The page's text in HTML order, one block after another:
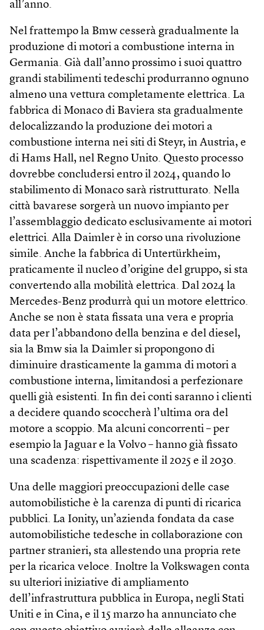
all’anno.
Nel frattempo la Bmw cesserà gradualmente la
produzione di motori a combustione interna in
Germania. Già dall’anno prossimo i suoi quattro
grandi stabilimenti tedeschi produrranno ognuno
almeno una vettura completamente elettrica. La
fabbrica di Monaco di Baviera sta gradualmente
delocalizzando la produzione dei motori a
combustione interna nei siti di Steyr, in Austria, e
di Hams Hall, nel Regno Unito. Questo processo
dovrebbe concludersi entro il 2024, quando lo
stabilimento di Monaco sarà ristrutturato. Nella
città bavarese sorgerà un nuovo impianto per
l’assemblaggio dedicato esclusivamente ai motori
elettrici. Alla Daimler è in corso una rivoluzione
simile. Anche la fabbrica di Untertürkheim,
praticamente il nucleo d’origine del gruppo, si sta
convertendo alla mobilità elettrica. Dal 2024 la
Mercedes-Benz produrrà qui un motore elettrico.
Anche se non è stata fissata una vera e propria
data per l’abbandono della benzina e del diesel,
sia la Bmw sia la Daimler si propongono di
diminuire drasticamente la gamma di motori a
combustione interna, limitandosi a perfezionare
quelli già esistenti. In fin dei conti saranno i clienti
a decidere quando scoccherà l’ultima ora del
motore a scoppio. Ma alcuni concorrenti – per
esempio la Jaguar e la Volvo – hanno già fissato
una scadenza: rispettivamente il 2025 e il 2030.
Una delle maggiori preoccupazioni delle case
automobilistiche è la carenza di punti di ricarica
pubblici. La Ionity, un’azienda fondata da case
automobilistiche tedesche in collaborazione con
partner stranieri, sta allestendo una propria rete
per la ricarica veloce. Inoltre la Volkswagen conta
su ulteriori iniziative di ampliamento
dell’infrastruttura pubblica in Europa, negli Stati
Uniti e in Cina, e il 15 marzo ha annunciato che